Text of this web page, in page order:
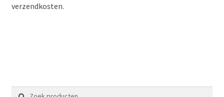
verzendkosten.
Zoeken
Zoeken